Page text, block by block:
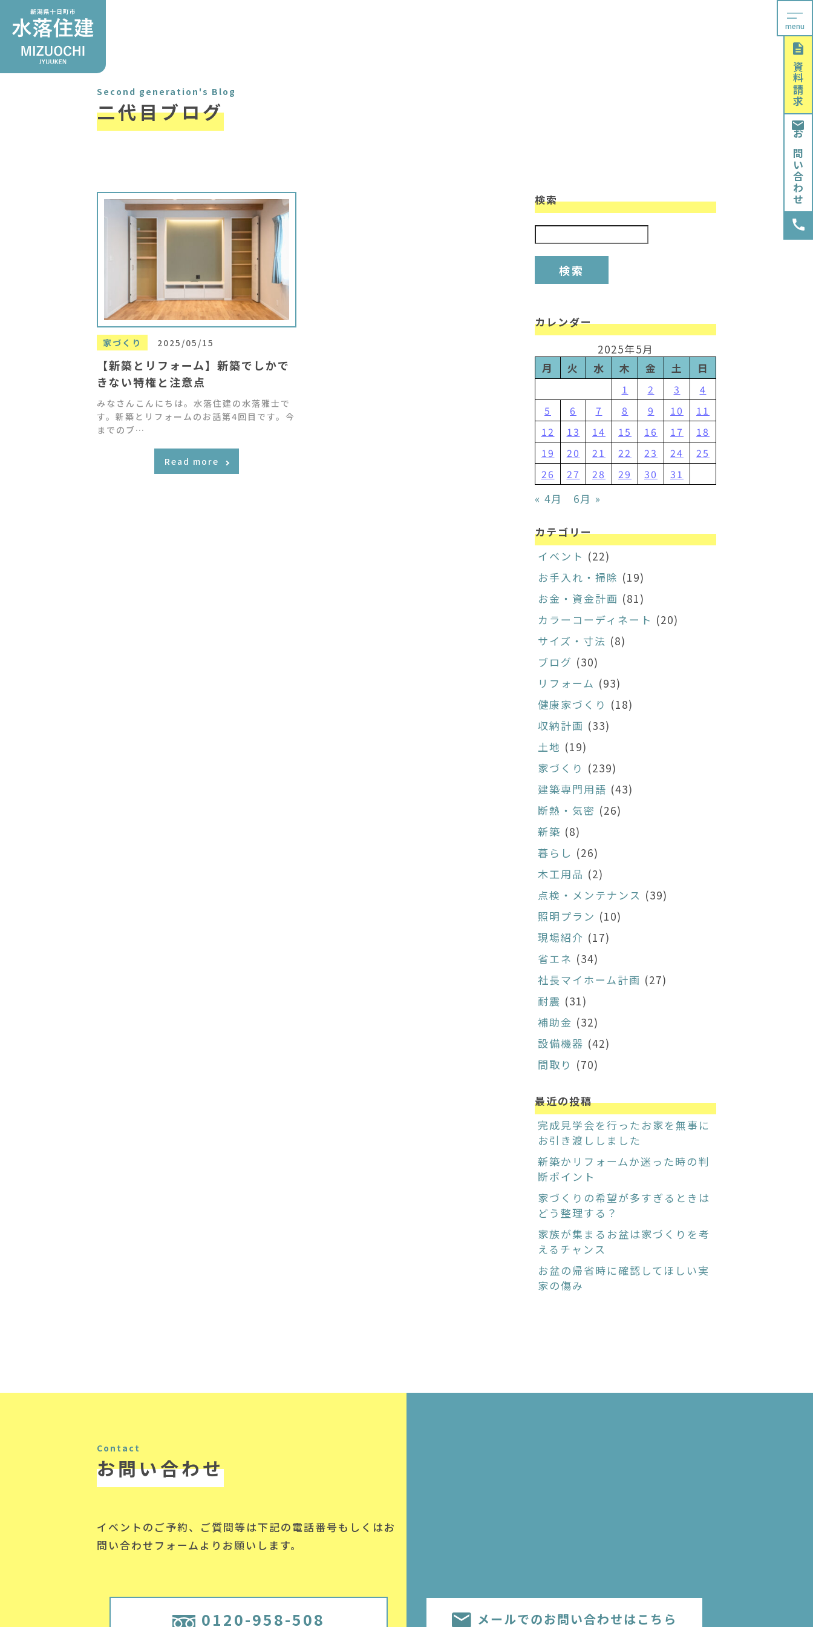
menu
資料請求
お問い合わせ
Second generation's Blog
二代目ブログ
家づくり 2025/05/15
【新築とリフォーム】新築でしかで
きない特権と注意点
みなさんこんにちは。水落住建の水落雅士で
す。新築とリフォームのお話第4回目です。今
までのブ…
Read more
検索
カレンダー
2025年5月
月
火 水 木 金 土 日
1 2 3
4
5
6 7 8 9 10
11
12
13 14 15 16 17
18
19
20 21 22 23 24
25
26
27 28 29 30 31
« 4月 6月 »
カテゴリー
イベント (22)
お手入れ・掃除 (19)
お金・資金計画 (81)
カラーコーディネート (20)
サイズ・寸法 (8)
ブログ (30)
リフォーム (93)
健康家づくり (18)
収納計画 (33)
土地 (19)
家づくり (239)
建築専門用語 (43)
断熱・気密 (26)
新築 (8)
暮らし (26)
木工用品 (2)
点検・メンテナンス (39)
照明プラン (10)
現場紹介 (17)
省エネ (34)
社長マイホーム計画 (27)
耐震 (31)
補助金 (32)
設備機器 (42)
間取り (70)
最近の投稿
完成見学会を行ったお家を無事に
お引き渡ししました
新築かリフォームか迷った時の判
断ポイント
家づくりの希望が多すぎるときは
どう整理する？
家族が集まるお盆は家づくりを考
えるチャンス
お盆の帰省時に確認してほしい実
家の傷み
Contact
お問い合わせ
イベントのご予約、ご質問等は下記の電話番号もしくはお
問い合わせフォームよりお願いします。
0120-958-508 メールでのお問い合わせはこちら